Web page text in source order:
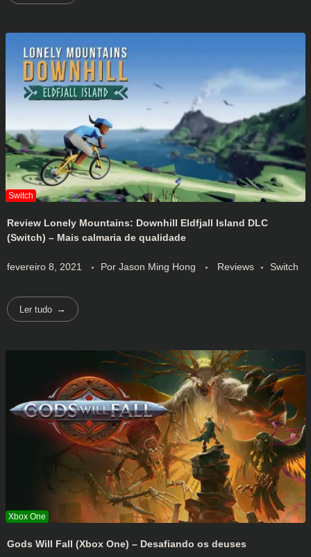
Review Lonely Mountains: Downhill Eldfjall Island DLC
(Switch) – Mais calmaria de qualidade
fevereiro 8, 2021 Por Jason Ming Hong Reviews Switch
Ler tudo
Gods Will Fall (Xbox One) – Desafiando os deuses